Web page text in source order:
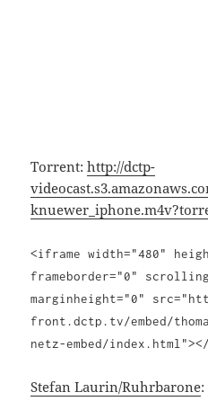
Torrent:http://dctp-
<iframe width="480"
frameborder="0"
marginheight="0"
front.dctp.tv/embed/
netz-embed/
Stefan Laurin/Ruhrbarone: